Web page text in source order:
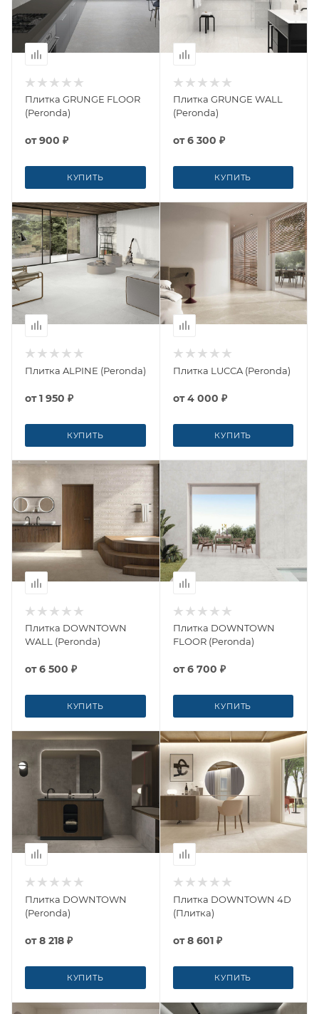
Плитка GRUNGE FLOOR
(Peronda)
от900 ₽
КУПИТЬ
Плитка GRUNGE WALL
(Peronda)
от6 300 ₽
КУПИТЬ
Плитка ALPINE (Peronda)
от1 950 ₽
КУПИТЬ
Плитка LUCCA (Peronda)
от4 000 ₽
КУПИТЬ
Плитка DOWNTOWN
WALL (Peronda)
от6 500 ₽
КУПИТЬ
Плитка DOWNTOWN
FLOOR (Peronda)
от6 700 ₽
КУПИТЬ
Плитка DOWNTOWN
(Peronda)
от8 218 ₽
КУПИТЬ
Плитка DOWNTOWN 4D
(Плитка)
от8 601 ₽
КУПИТЬ